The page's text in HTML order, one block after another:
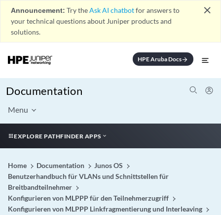
Announcement: Try theAsk AI chatbotfor answers to
your technical questions about Juniper products and
solutions.
close
HPE Aruba Docsarrow_forward
Documentation
Menu
EXPLORE PATHFINDER APPS
Home Documentation
Junos OS
Benutzerhandbuch für VLANs und Schnittstellen für
Breitbandteilnehmer
Konfigurieren von MLPPP für den Teilnehmerzugriff
Konfigurieren von MLPPP Linkfragmentierung und Interleaving